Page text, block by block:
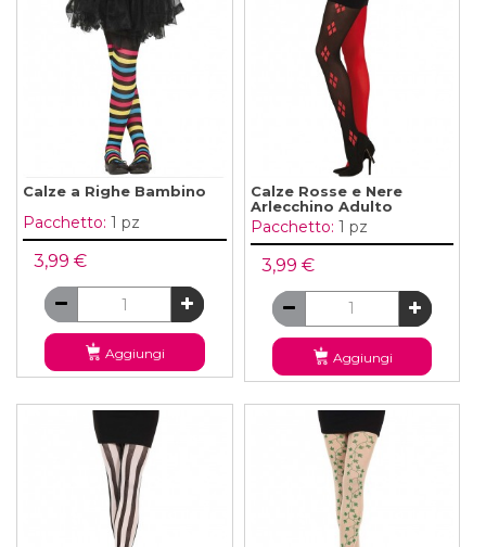
Calze a Righe Bambino
Pacchetto: 1 pz
3,99 €
Aggiungi
Calze Rosse e Nere
Arlecchino Adulto
Pacchetto: 1 pz
3,99 €
Aggiungi